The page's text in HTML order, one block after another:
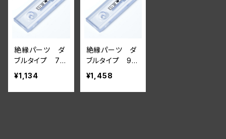
絶縁パーツ ダ
ブルタイプ 7個
セット【壁面に付
ける場合】
¥1,134
絶縁パーツ ダ
ブルタイプ 9個
セット【壁面に付
ける場合】
¥1,458